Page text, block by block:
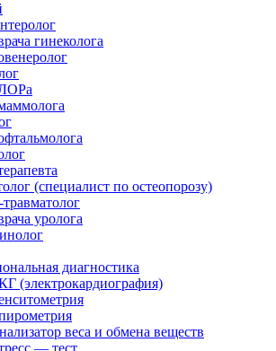
гинеколога
(специалист по остеопорозу)
уролога
диагностика
(электрокардиография)
веса и обмена веществ
— тест